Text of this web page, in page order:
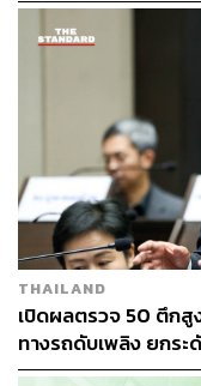
THAILAND
เปิดผลตรวจ 50 ตึกสู
ทางรถดับเพลิง ยกร